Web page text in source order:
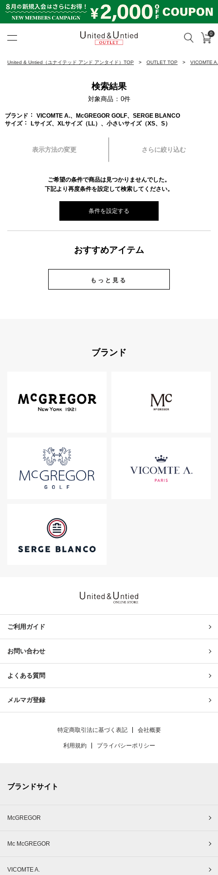
検索 カ
0
United & Untied（ユナイテッド アンド アンタイド）TOP OUTLET TOP VICOMTE
検索結果
対象商品 0件
ブランド
VICOMTE A.、McGREGOR GOLF、SERGE BLANCO
サイズ
Lサイズ、XLサイズ（LL）、小さいサイズ（XS、S）
表示方法の変更 さらに絞り込む
ご希望の条件で商品は見つかりませんでした。
下記より再度条件を設定して検索してください。
条件を設定する
おすすめアイテム
もっと見る
ブランド
ご利用ガイド
お問い合わせ
よくある質問
メルマガ登録
特定商取引法に基づく表記 会社概要
利用規約 プライバシーポリシー
ブランドサイト
McGREGOR
Mc McGREGOR
VICOMTE A.